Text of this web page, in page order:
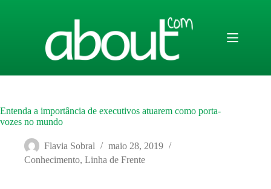
Entenda a importância de executivos atuarem como porta-
vozes no mundo
Flavia Sobral
maio 28, 2019
Conhecimento, Linha de Frente